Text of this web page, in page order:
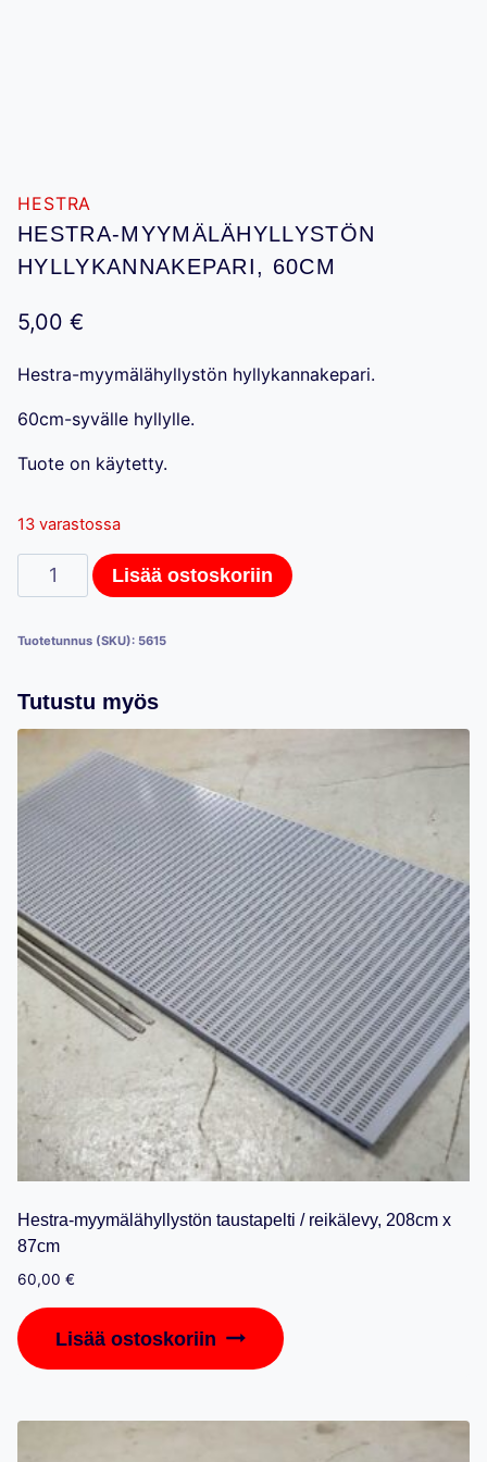
HESTRA
HESTRA-MYYMÄLÄHYLLYSTÖN
HYLLYKANNAKEPARI, 60CM
5,00 €
Hestra-myymälähyllystön hyllykannakepari.
60cm-syvälle hyllylle.
Tuote on käytetty.
13 varastossa
Hestra-
myymälähyllystön
60cm
Lisää ostoskoriin
Tuotetunnus (SKU): 5615
Tutustu myös
Hestra-myymälähyllystön taustapelti / reikälevy, 208cm x
87cm
60,00 €
Lisää ostoskoriin